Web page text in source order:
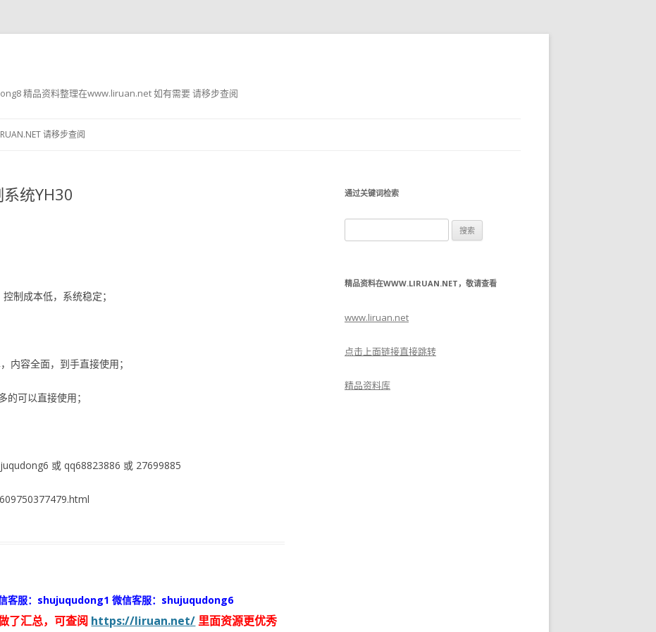
精品资料整理在www.liruan.net 如有需要 请移步查阅
请移步查阅
统YH30
制成本低，系统稳定；
内容全面，到手直接使用；
可以直接使用；
或 qq68823886 或 27699885
客服：shujuqudong1 微信客服：shujuqudong6
了汇总，可查阅 https://liruan.net/ 里面资源更优秀
通过关键词检索
索：
精品资料在WWW.LIRUAN.NET，敬请查看
www.liruan.net
点击上面链接直接跳转
精品资料库